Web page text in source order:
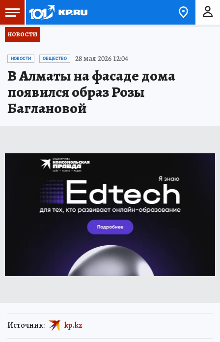
НОВОСТИ
НОВОСТИ ОБЩЕСТВО 28 мая 2026 12:04
В Алматы на фасаде дома
появился образ Розы
Баглановой
Источник: kp.kz